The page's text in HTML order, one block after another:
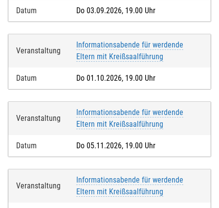
Datum Do 03.09.2026, 19.00 Uhr
Veranstaltung
Informationsabende für werdende
Eltern mit Kreißsaalführung
Datum Do 01.10.2026, 19.00 Uhr
Veranstaltung
Informationsabende für werdende
Eltern mit Kreißsaalführung
Datum Do 05.11.2026, 19.00 Uhr
Veranstaltung
Informationsabende für werdende
Eltern mit Kreißsaalführung